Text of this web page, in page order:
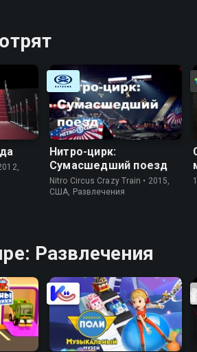
Нитро-цирк:
Сумасшедший поезд
Nitro Circus Crazy Train • 2015,
США, Развлечения
Развлечения